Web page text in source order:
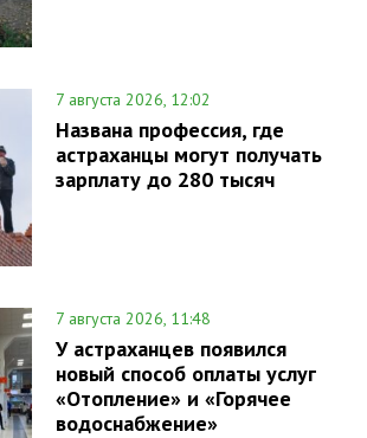
7 августа 2026, 12:02
Названа профессия, где
астраханцы могут получать
зарплату до 280 тысяч
7 августа 2026, 11:48
У астраханцев появился
новый способ оплаты услуг
«Отопление» и «Горячее
водоснабжение»